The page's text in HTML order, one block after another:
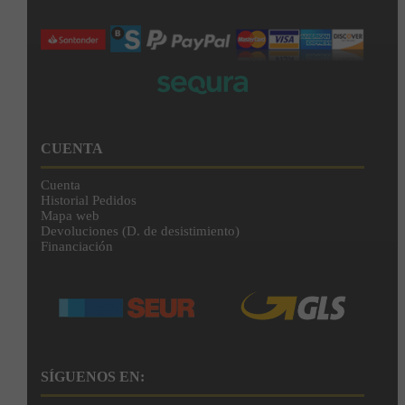
CUENTA
Cuenta
Historial Pedidos
Mapa web
Devoluciones (D. de desistimiento)
Financiación
SÍGUENOS EN: